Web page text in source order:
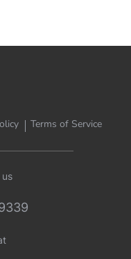
Terms of Service